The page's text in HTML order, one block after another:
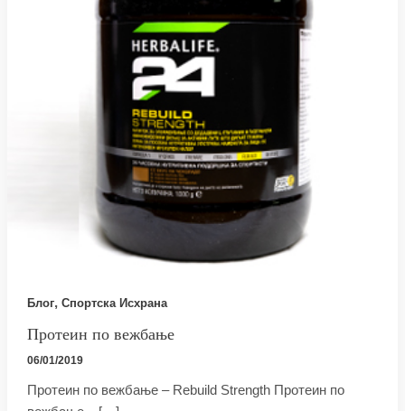
Блог, Спортска Исхрана
Протеин по вежбање
06/01/2019
Протеин по вежбање – Rebuild Strength Протеин по